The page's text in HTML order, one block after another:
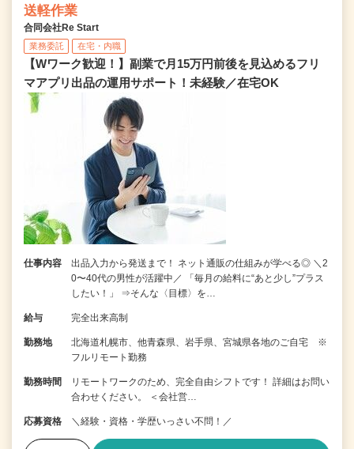
送軽作業
合同会社Re Start
業務委託 在宅・内職
【Wワーク歓迎！】副業で月15万円前後を見込めるフリ
マアプリ出品の運用サポート！未経験／在宅OK
仕事内容
出品入力から発送まで！ ネット通販の仕組みが学べる◎ ＼2
0〜40代の男性が活躍中／ 「毎月の給料に“あと少し”プラス
したい！」 ⇒そんな〈目標〉を…
給与 完全出来高制
勤務地
北海道札幌市、他青森県、岩手県、宮城県各地のご自宅 ※
フルリモート勤務
勤務時間
リモートワークのため、完全自由シフトです！ 詳細はお問い
合わせください。 ＜会社営…
応募資格 ＼経験・資格・学歴いっさい不問！／